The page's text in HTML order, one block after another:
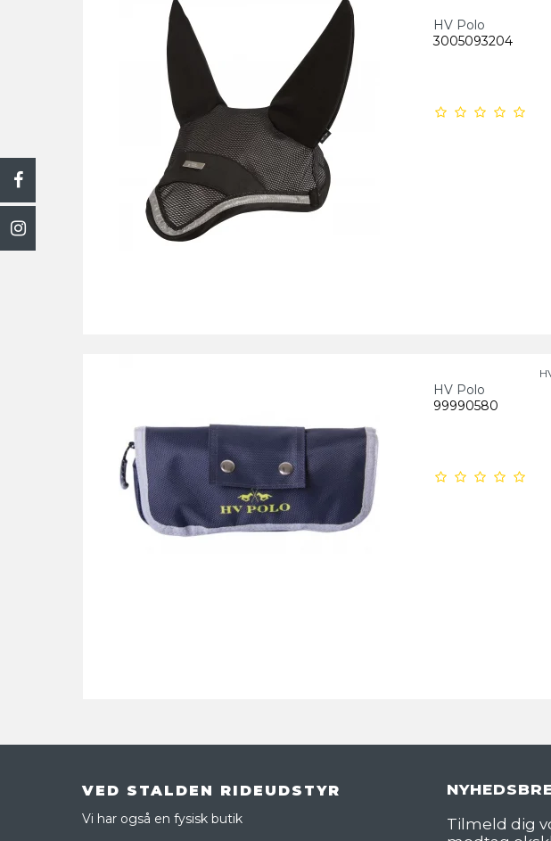
HV Polo
3005093204
HV Polo
99990580
VED STALDEN RIDEUDSTYR
Vi har også en fysisk butik
Tilmeld dig